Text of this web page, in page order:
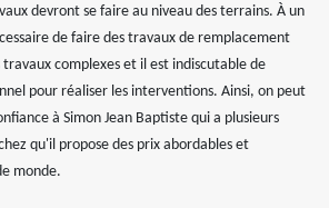
devront se faire au niveau des terrains. À un
de faire des travaux de remplacement
travaux complexes et il est indiscutable de
pour réaliser les interventions. Ainsi, on peut
à Simon Jean Baptiste qui a plusieurs
qu'il propose des prix abordables et
monde.